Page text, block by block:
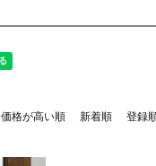
価格が高い順 新着順 登録